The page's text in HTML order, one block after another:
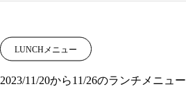
LUNCHメニュー
2023/11/20から11/26のランチメニュー